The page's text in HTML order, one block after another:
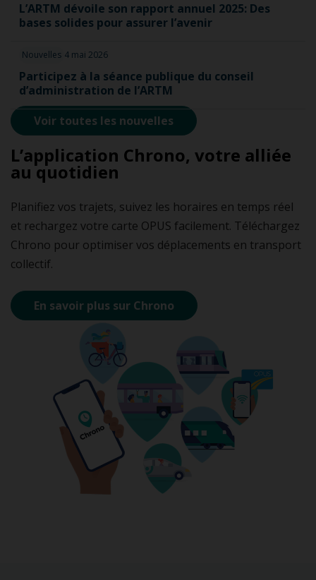
L’ARTM dévoile son rapport annuel 2025: Des
bases solides pour assurer l’avenir
Nouvelles 4 mai 2026
Participez à la séance publique du conseil
d’administration de l’ARTM
Voir toutes les nouvelles
L’application Chrono, votre alliée
au quotidien
Planifiez vos trajets, suivez les horaires en temps réel
et rechargez votre carte OPUS facilement. Téléchargez
Chrono pour optimiser vos déplacements en transport
collectif.
En savoir plus sur Chrono